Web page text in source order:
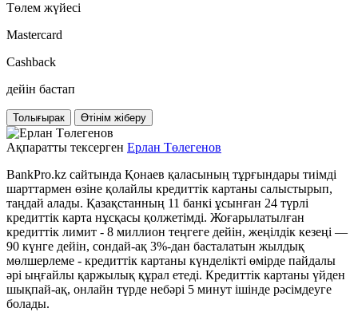
Төлем жүйесі
Mastercard
Cashback
дейін бастап
Толығырак Өтінім жіберу
Ақпаратты тексерген Ерлан Төлегенов
BankPro.kz сайтында Қонаев қаласының тұрғындары тиімді
шарттармен өзіне қолайлы кредиттік картаны салыстырып,
таңдай алады. Қазақстанның 11 банкі ұсынған 24 түрлі
кредиттік карта нұсқасы қолжетімді. Жоғарылатылған
кредиттік лимит - 8 миллион теңгеге дейін, жеңілдік кезеңі —
90 күнге дейін, сондай-ақ 3%-дан басталатын жылдық
мөлшерлеме - кредиттік картаны күнделікті өмірде пайдалы
әрі ыңғайлы қаржылық құрал етеді. Кредиттік картаны үйден
шықпай-ақ, онлайн түрде небәрі 5 минут ішінде рәсімдеуге
болады.